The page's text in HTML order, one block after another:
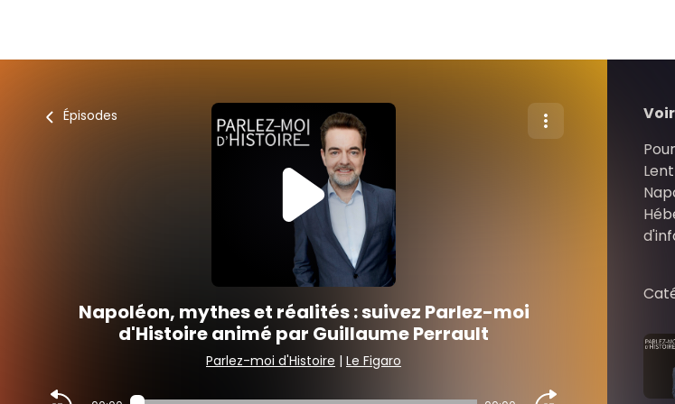
Épisodes
Napoléon, mythes et réalités : suivez Parlez-moi
d'Histoire animé par Guillaume Perrault
Parlez-moi d'Histoire | Le Figaro